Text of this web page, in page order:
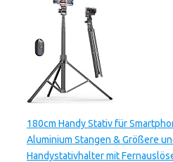
180cm Handy Stativ für
Aluminium Stangen & Größere
Handystativhalter mit